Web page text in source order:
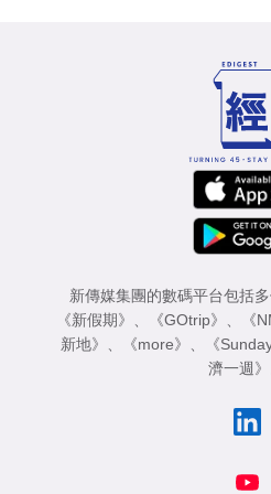
新傳媒集團的數碼平台包括
《新假期》 、 《GOtrip》 、 《
新地》 、 《more》 、 《
濟一週》